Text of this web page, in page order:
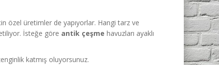
özel üretimler de yapıyorlar. Hangi tarz ve
İsteğe göre antik çeşme havuzları ayaklı
katmış oluyorsunuz.